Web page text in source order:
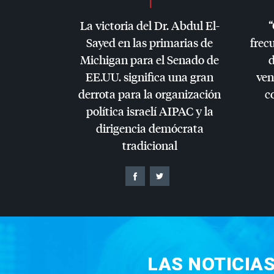
La victoria del Dr. Abdul El-
Sayed en las primarias de
Michigan para el Senado de
EE.UU. significa una gran
derrota para la organización
política israelíAIPACy la
dirigencia demócrata
tradicional
LAS